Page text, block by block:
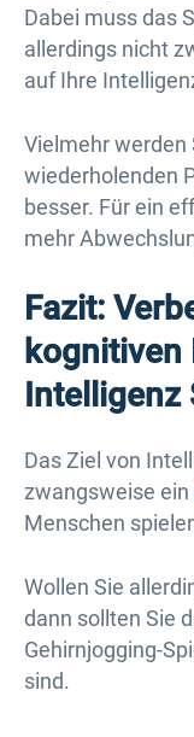
Dabei muss das
allerdings nicht
auf Ihre
Vielmehr werden
wiederholenden
besser. Für ein
mehr
Fazit:
Intelligenz
Das Ziel von
zwangsweise ein
Menschen
Wollen Sie
dann sollten Sie
Gehirnjogging-
sind.